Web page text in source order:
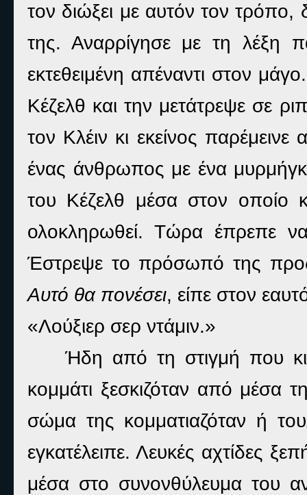
τον διώξει με αυτόν τον τρόπο,
της. Αναρρίγησε με τη λέξη
εκτεθειμένη απέναντι στον
Κέζελθ και την μετάτρεψε σε
τον Κλέιν κι εκείνος
ένας άνθρωπος με ένα
του Κέζελθ μέσα στον οποίο
ολοκληρωθεί. Τώρα έπρεπε
Έστρεψε το πρόσωπό της
Αυτό θα πονέσει, είπε στον
«Λούξιερ σερ ντάμιν.»
Ήδη από τη στιγμή που
κομμάτι ξεσκιζόταν από μέσα
σώμα της κομματιαζόταν ή
εγκατέλειπε. Λευκές αχτίδες
μέσα στο συνονθύλευμα του